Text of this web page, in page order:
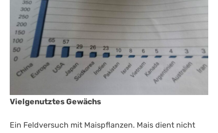
Vielgenutztes Gewächs
Ein Feldversuch mit Maispflanzen. Mais dient nicht